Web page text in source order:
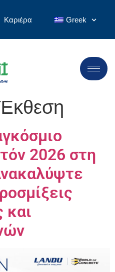
Καριέρα Greek
2026 στη
και